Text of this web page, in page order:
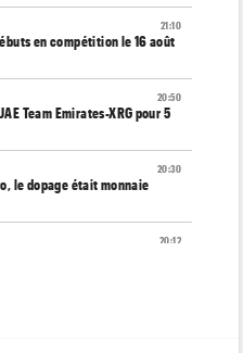
21:10
en compétition le 16 août
20:50
Team Emirates-XRG pour 5
20:30
le dopage était monnaie
20:12
trois jeunes de sa formation